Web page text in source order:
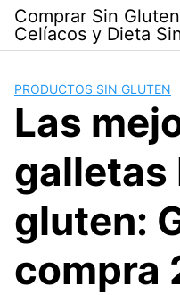
Skip
content
Comprar Sin
Celíacos y Dieta
PRODUCTOS SIN GLUTEN
Las
galletas
gluten:
compra